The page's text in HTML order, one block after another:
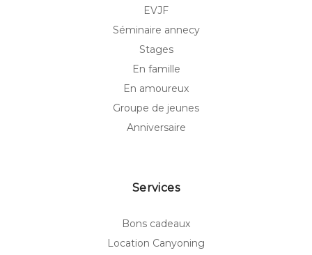
EVJF
Séminaire annecy
Stages
En famille
En amoureux
Groupe de jeunes
Anniversaire
Services
Bons cadeaux
Location Canyoning